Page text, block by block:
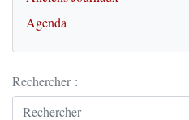
Agenda
Rechercher :